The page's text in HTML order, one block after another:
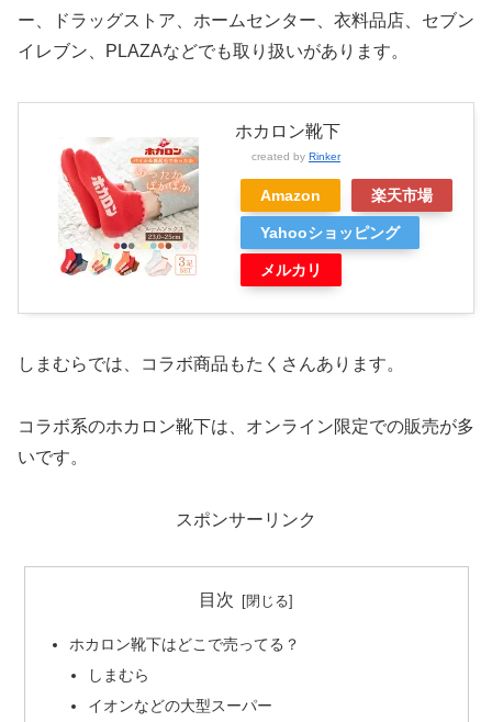
ー、ドラッグストア、ホームセンター、衣料品店、セブン
イレブン、PLAZAなどでも取り扱いがあります。
ホカロン靴下
created by Rinker
Amazon 楽天市場
Yahooショッピング
メルカリ
しまむらでは、コラボ商品もたくさんあります。
コラボ系のホカロン靴下は、オンライン限定での販売が多
いです。
スポンサーリンク
目次
ホカロン靴下はどこで売ってる？
しまむら
イオンなどの大型スーパー